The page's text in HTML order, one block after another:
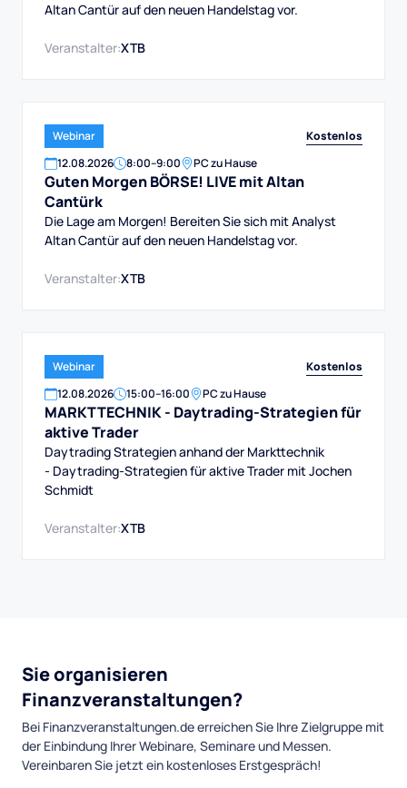
Altan Cantür auf den neuen Handelstag vor.
Veranstalter:XTB
Webinar
Kostenlos
12.08.2026 8:00–9:00 PC zu Hause
Guten Morgen BÖRSE! LIVE mit Altan
Cantürk
Die Lage am Morgen! Bereiten Sie sich mit Analyst
Altan Cantür auf den neuen Handelstag vor.
Veranstalter:XTB
Webinar
Kostenlos
12.08.2026 15:00–16:00 PC zu Hause
MARKTTECHNIK - Daytrading-Strategien für
aktive Trader
Daytrading Strategien anhand der Markttechnik
- Daytrading-Strategien für aktive Trader mit Jochen
Schmidt
Veranstalter:XTB
Sie organisieren
Finanzveranstaltungen?
Bei Finanzveranstaltungen.de erreichen Sie Ihre Zielgruppe mit
der Einbindung Ihrer Webinare, Seminare und Messen.
Vereinbaren Sie jetzt ein kostenloses Erstgespräch!